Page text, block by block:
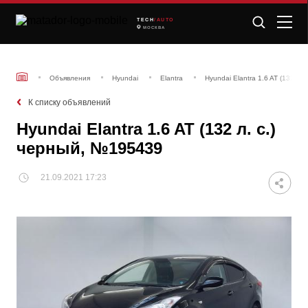
TECH /AUTO
МОСКВА
Объявления Hyundai Elantra Hyundai Elantra 1.6 AT (132
К списку объявлений
Hyundai Elantra 1.6 AT (132 л. с.)
черный, №195439
21.09.2021 17:23